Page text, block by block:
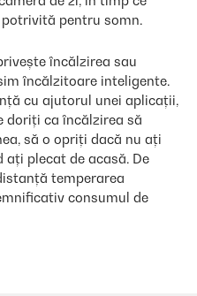
pentru somn.
încălzirea sau
încălzitoare inteligente.
cu ajutorul unei aplicații,
doriți ca încălzirea să
să o opriți dacă nu ați
plecat de acasă. De
temperarea
consumul de